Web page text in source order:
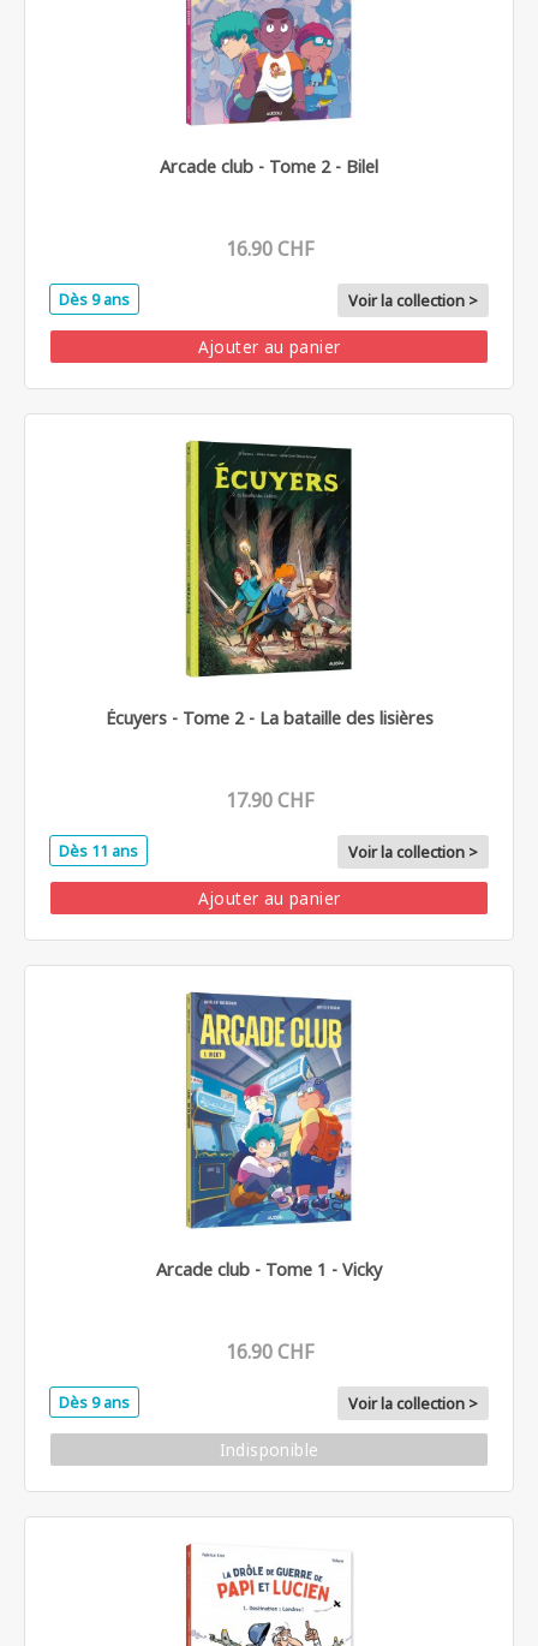
Arcade club - Tome 2 - Bilel
16.90 CHF
Dès 9 ans Voir la collection >
Ajouter au panier
Écuyers - Tome 2 - La bataille des lisières
17.90 CHF
Dès 11 ans Voir la collection >
Ajouter au panier
Arcade club - Tome 1 - Vicky
16.90 CHF
Dès 9 ans Voir la collection >
Indisponible